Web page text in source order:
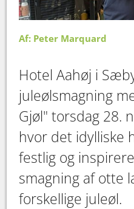
Af: Peter Marquard
Hotel Aahøj i
juleølsmagning
Gjøl" torsdag 28.
hvor det idylliske
festlig og
smagning af otte
forskellige juleøl.